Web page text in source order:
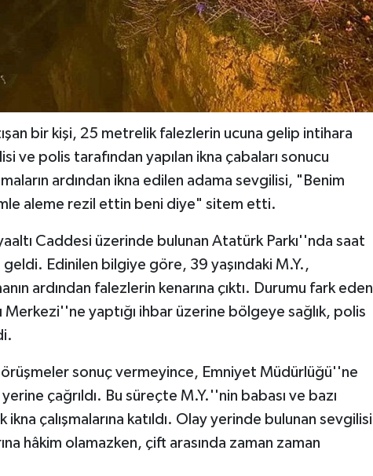
bir kişi, 25 metrelik falezlerin ucuna gelip intihara
ve polis tarafından yapılan ikna çabaları sonucu
ardından ikna edilen adama sevgilisi, "Benim
aleme rezil ettin beni diye" sitem etti.
Caddesi üzerinde bulunan Atatürk Parkı''nda saat
Edinilen bilgiye göre, 39 yaşındaki M.Y.,
ardından falezlerin kenarına çıktı. Durumu fark eden
Merkezi''ne yaptığı ihbar üzerine bölgeye sağlık, polis
sonuç vermeyince, Emniyet Müdürlüğü''ne
çağrıldı. Bu süreçte M.Y.''nin babası ve bazı
ikna çalışmalarına katıldı. Olay yerinde bulunan sevgilisi
hâkim olamazken, çift arasında zaman zaman